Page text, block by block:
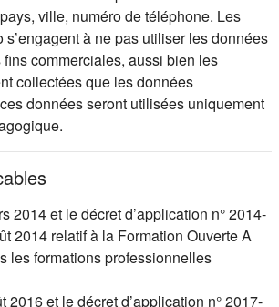
ville, numéro de téléphone. Les
à ne pas utiliser les données
commerciales, aussi bien les
collectées que les données
données seront utilisées uniquement
2014 et le décret d’application n° 2014-
2014 relatif à la Formation Ouverte A
les formations professionnelles
2016 et le décret d’application n° 2017-